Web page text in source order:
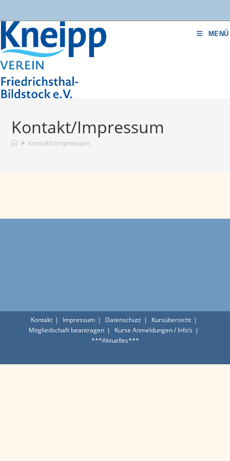
Inhalt
springen
MENÜ
Kontakt/Impressum
> Kontakt/Impressum
Kontakt Impressum Datenschutz
Kursübersicht
Mitgliedschaft beantragen
Kurse Anmeldungen / Info’s
***Aktuelles***